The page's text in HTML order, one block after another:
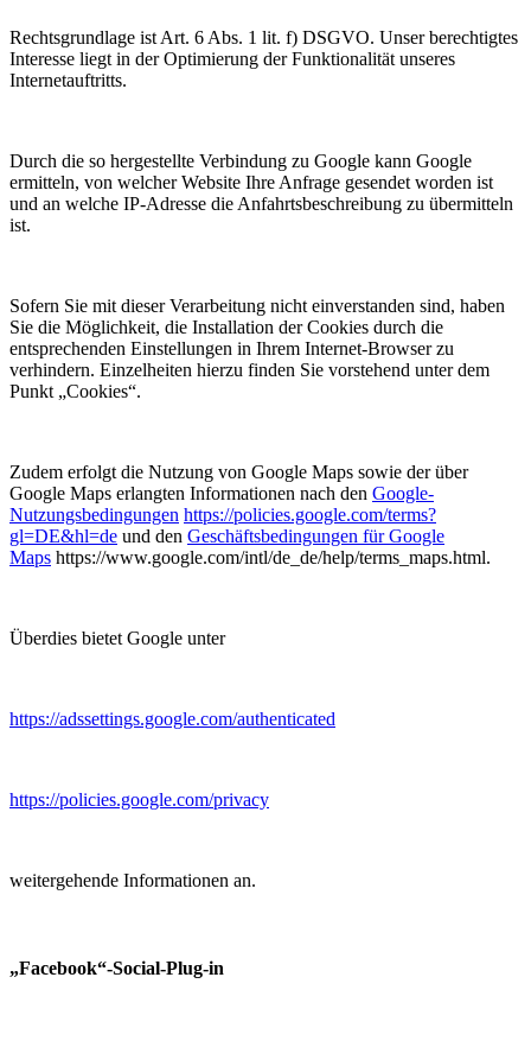
Rechtsgrundlage ist Art. 6 Abs. 1 lit. f) DSGVO. Unser berechtigtes
Interesse liegt in der Optimierung der Funktionalität unseres
Internetauftritts.
Durch die so hergestellte Verbindung zu Google kann Google
ermitteln, von welcher Website Ihre Anfrage gesendet worden ist
und an welche IP-Adresse die Anfahrtsbeschreibung zu übermitteln
ist.
Sofern Sie mit dieser Verarbeitung nicht einverstanden sind, haben
Sie die Möglichkeit, die Installation der Cookies durch die
entsprechenden Einstellungen in Ihrem Internet-Browser zu
verhindern. Einzelheiten hierzu finden Sie vorstehend unter dem
Punkt „Cookies“.
Zudem erfolgt die Nutzung von Google Maps sowie der über
Google Maps erlangten Informationen nach den Google-
Nutzungsbedingungen https://policies.google.com/terms?
gl=DE&hl=de und den Geschäftsbedingungen für Google
Maps https://www.google.com/intl/de_de/help/terms_maps.html.
Überdies bietet Google unter
https://adssettings.google.com/authenticated
https://policies.google.com/privacy
weitergehende Informationen an.
„Facebook“-Social-Plug-in